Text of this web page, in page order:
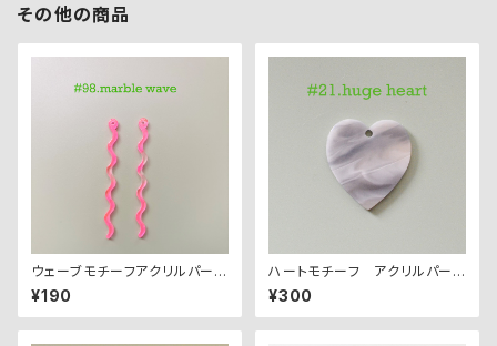
その他の商品
ウェーブモチーフアクリルパー
ツ ２PCS
¥190
ハートモチーフ アクリルパーツ
(L)
¥300